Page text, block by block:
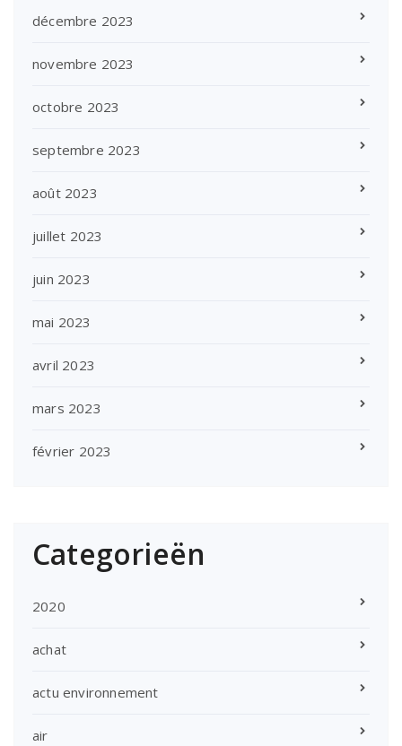
décembre 2023
novembre 2023
octobre 2023
septembre 2023
août 2023
juillet 2023
juin 2023
mai 2023
avril 2023
mars 2023
février 2023
Categorieën
2020
achat
actu environnement
air